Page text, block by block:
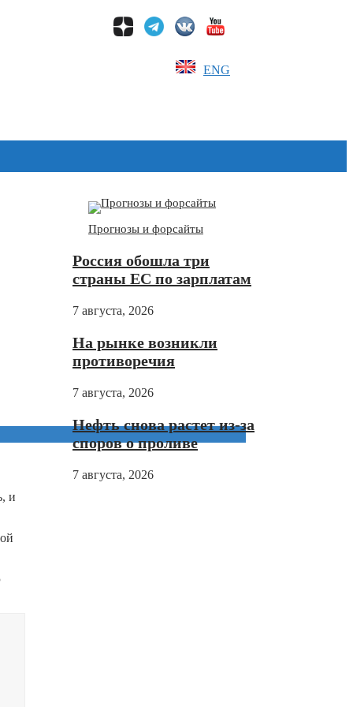
ENG
и
Прогнозы и форсайты
Россия обошла три
страны ЕС по зарплатам
7 августа, 2026
На рынке возникли
противоречия
7 августа, 2026
Нефть снова растет из-за
споров о проливе
7 августа, 2026